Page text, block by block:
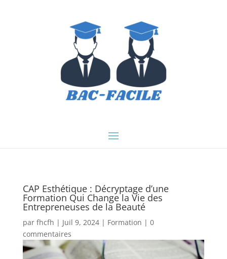
CAP Esthétique : Décryptage d’une
Formation Qui Change la Vie des
Entrepreneuses de la Beauté
par fhcfh | Juil 9, 2024| Formation | 0
commentaires